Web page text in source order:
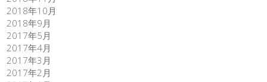
2018年10月
2018年9月
2017年5月
2017年4月
2017年3月
2017年2月